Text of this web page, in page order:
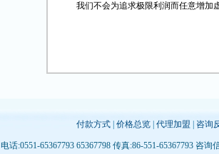
我们不会为追求极限利润而任意增加
付款方式 价格总览 代理加盟 咨询
电话:0551-65367793 65367798 传真:86-551-65367793 咨询